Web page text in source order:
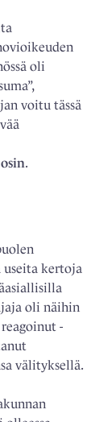
oli
voitu tässä
.
useita kertoja
oli näihin
välityksellä.